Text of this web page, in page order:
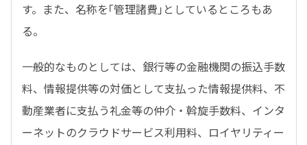
す。また、名称を｢管理諸費｣としているところもあ
る。
一般的なものとしては、銀行等の金融機関の振込手数
料、情報提供等の対価として支払った情報提供料、不
動産業者に支払う礼金等の仲介・斡旋手数料、インタ
ーネットのクラウドサービス利用料、ロイヤリティー